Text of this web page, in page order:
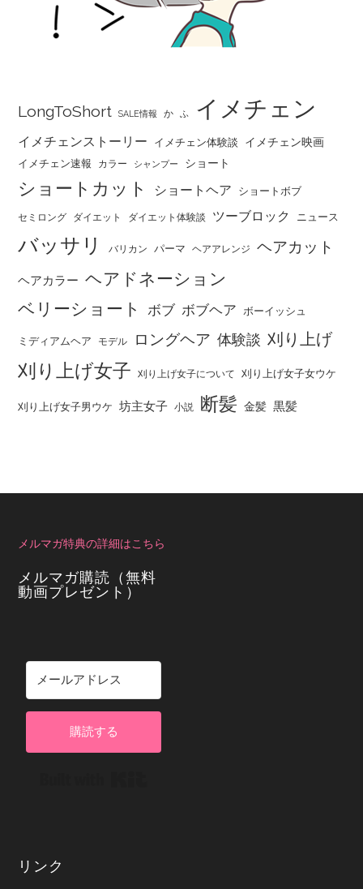
LongToShort SALE情報 か ふ イメチェン
イメチェンストーリー イメチェン体験談 イメチェン映画
イメチェン速報 カラー シャンプー ショート
ショートカット ショートヘア ショートボブ
セミロング ダイエット ダイエット体験談 ツーブロック ニュース
バッサリ バリカン パーマ ヘアアレンジ ヘアカット
ヘアカラー ヘアドネーション
ベリーショート
ボブ ボブヘア ボーイッシュ
ミディアムヘア モデル ロングヘア 体験談 刈り上げ
刈り上げ女子 刈り上げ女子について 刈り上げ女子女ウケ
刈り上げ女子男ウケ 坊主女子 小説 断髪 金髪 黒髪
メルマガ特典の詳細はこちら
メルマガ購読（無料
動画プレゼント）
購読する
リンク